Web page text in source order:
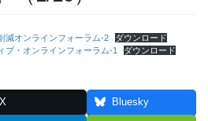
減オンラインフォーラム-2
ダウンロード
ブ・オンラインフォーラム-1
ダウンロード
X Bluesky